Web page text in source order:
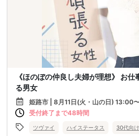
《ほのぼの仲良し夫婦が理想》 お
る男女
姫路市 | 8月11日(火・山の日) 13:00
受付終了まで48時間
ツヴァイ ハイステータス 30代向け